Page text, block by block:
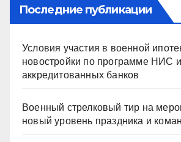
Последние публикации
Условия участия в военной
новостройки по программе НИС
аккредитованных банков
Военный стрелковый тир на
новый уровень праздника и